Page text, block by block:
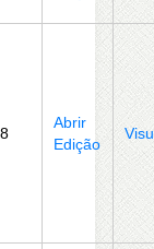
8
Abrir
Edição